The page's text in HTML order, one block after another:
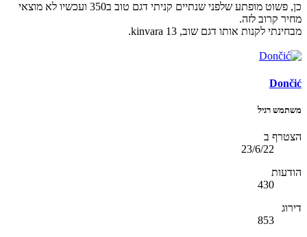
כן, פשוט מופתע שלפני שנתיים קניתי דגם טוב ב350 ועכשיו לא מוצאי
מחיר קרוב לזה.
מבחינתי לקנות אותו דגם שוב, kinvara 13.
Dončić
משתמש רגיל
הצטרף ב
23/6/22
הודעות
430
דירוג
853